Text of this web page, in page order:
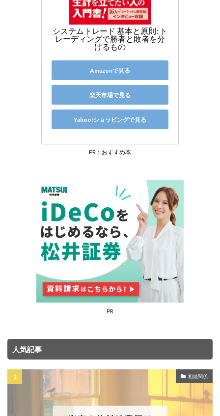
システムトレード 基本と原則: ト
レーディングで勝者と敗者を分
けるもの
Amazonで見る
楽天市場で見る
Yahoo!ショッピングで見る
PR：おすすめ本
PR
人気記事
相続関係